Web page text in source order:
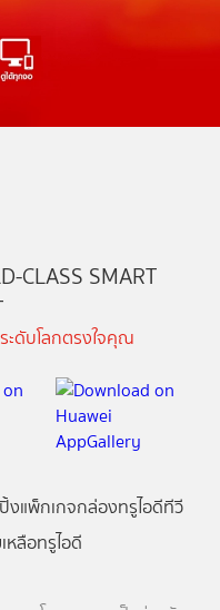
CLASS SMART
ดับโลกตรงใจคุณ
งแพ็กเกจกล่องทรูไอดีทีวี
หลือทรูไอดี